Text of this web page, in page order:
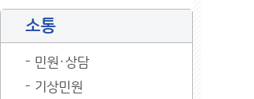
소통
민원·상담
기상민원